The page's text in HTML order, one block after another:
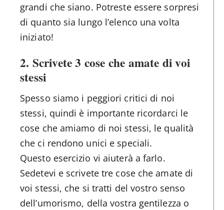
grandi che siano. Potreste essere sorpresi
di quanto sia lungo l’elenco una volta
iniziato!
2. Scrivete 3 cose che amate di voi
stessi
Spesso siamo i peggiori critici di noi
stessi, quindi è importante ricordarci le
cose che amiamo di noi stessi, le qualità
che ci rendono unici e speciali.
Questo esercizio vi aiuterà a farlo.
Sedetevi e scrivete tre cose che amate di
voi stessi, che si tratti del vostro senso
dell’umorismo, della vostra gentilezza o